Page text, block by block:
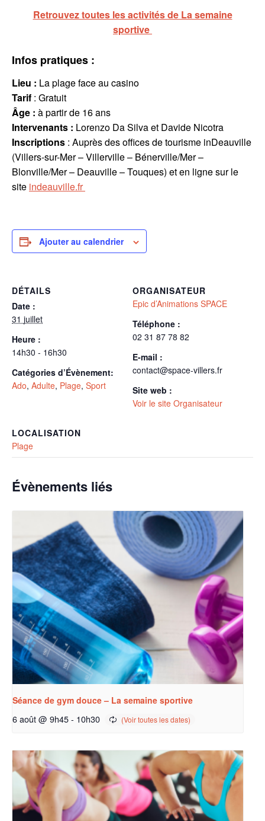
Retrouvez toutes les activités de La semaine
sportive
Infos pratiques :
Lieu : La plage face au casino
Tarif : Gratuit
Âge : à partir de 16 ans
Intervenants : Lorenzo Da Silva et Davide Nicotra
Inscriptions : Auprès des offices de tourisme inDeauville
(Villers-sur-Mer – Villerville – Bénerville/Mer –
Blonville/Mer – Deauville – Touques) et en ligne sur le
site indeauville.fr
Ajouter au calendrier
DÉTAILS
Date :
31 juillet
Heure :
14h30 - 16h30
Catégories d’Évènement:
Ado, Adulte, Plage, Sport
ORGANISATEUR
Epic d’Animations SPACE
Téléphone :
02 31 87 78 82
E-mail :
contact@space-villers.fr
Site web :
Voir le site Organisateur
LOCALISATION
Plage
Évènements liés
Séance de gym douce – La semaine sportive
6 août @ 9h45- 10h30